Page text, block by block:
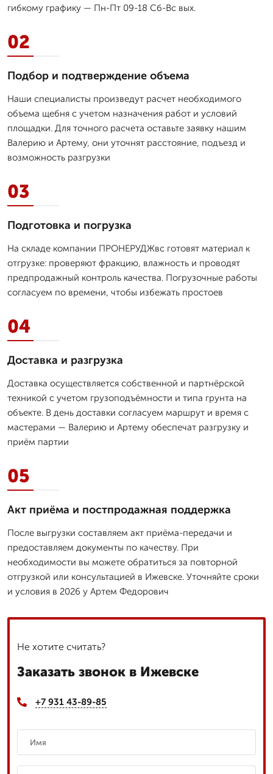
гибкому графику — Пн-Пт 09-18 Сб-Вс вых.
02
Подбор и подтверждение объема
Наши специалисты произведут расчет необходимого
объема щебня с учетом назначения работ и условий
площадки. Для точного расчета оставьте заявку нашим
Валерию и Артему, они уточнят расстояние, подъезд и
возможность разгрузки
03
Подготовка и погрузка
На складе компании ПРОНЕРУДЖвс готовят материал к
отгрузке: проверяют фракцию, влажность и проводят
предпродажный контроль качества. Погрузочные работы
согласуем по времени, чтобы избежать простоев
04
Доставка и разгрузка
Доставка осуществляется собственной и партнёрской
техникой с учетом грузоподъёмности и типа грунта на
объекте. В день доставки согласуем маршрут и время с
мастерами — Валерию и Артему обеспечат разгрузку и
приём партии
05
Акт приёма и постпродажная поддержка
После выгрузки составляем акт приёма-передачи и
предоставляем документы по качеству. При
необходимости вы можете обратиться за повторной
отгрузкой или консультацией в Ижевске. Уточняйте сроки
и условия в 2026 у Артем Федорович
Не хотите считать?
Заказать звонок в Ижевске
+7 931 43-89-85